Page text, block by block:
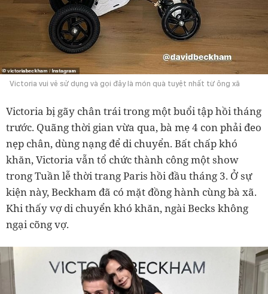
Victoria vui vẻ sử dụng và gọi đây là món quà tuyệt nhất từ ông xã
Victoria bị gãy chân trái trong một buổi tập hồi tháng
trước. Quãng thời gian vừa qua, bà mẹ 4 con phải đeo
nẹp chân, dùng nạng để di chuyển. Bất chấp khó
khăn, Victoria vẫn tổ chức thành công một show
trong Tuần lễ thời trang Paris hồi đầu tháng 3. Ở sự
kiện này, Beckham đã có mặt đồng hành cùng bà xã.
Khi thấy vợ di chuyển khó khăn, ngài Becks không
ngại cõng vợ.